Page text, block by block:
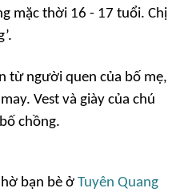
mặc thời 16 - 17 tuổi. Chị
từ người quen của bố mẹ,
Vest và giày của chú
chồng.
bạn bè ở Tuyên Quang